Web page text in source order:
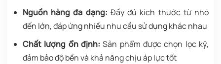
Nguồn hàng đa dạng: Đầy đủ kích thước từ nhỏ
đến lớn, đáp ứng nhiều nhu cầu sử dụng khác nhau
Chất lượng ổn định: Sản phẩm được chọn lọc kỹ,
đảm bảo độ bền và khả năng chịu áp lực tốt